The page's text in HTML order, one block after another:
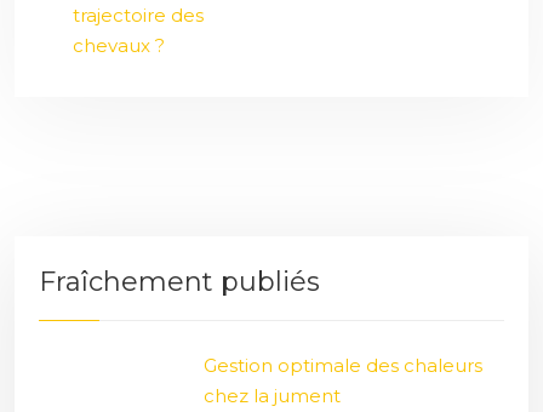
trajectoire des
chevaux ?
Fraîchement publiés
Gestion optimale des chaleurs
chez la jument